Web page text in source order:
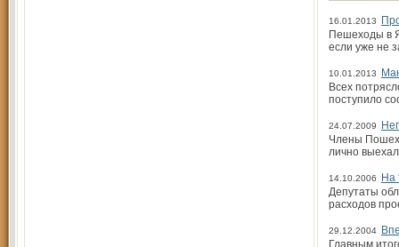
16.01.2013
Пешеходы в
если уже не
10.01.2013
Всех
поступило
24.07.2009
Члены
лично
14.10.2006
На
Депутаты
расходов
29.12.2004
Главным